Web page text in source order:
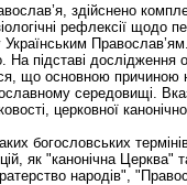
здійснено
рефлексії щодо
Українським
підставі дослідження
що основною причиною
середовищі.
церковної
богословських
як "канонічна
народів",